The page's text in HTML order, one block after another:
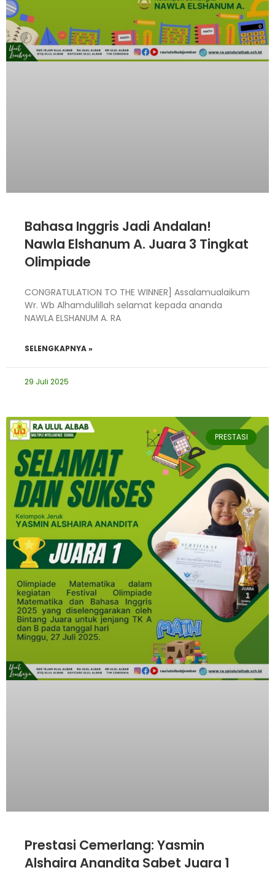
Bahasa Inggris Jadi Andalan!
Nawla Elshanum A. Juara 3 Tingkat
Olimpiade
CONGRATULATION TO THE WINNER] Assalamualaikum
Wr. Wb Alhamdulillah selamat kepada ananda
NAWLA ELSHANUM A. RA
SELENGKAPNYA »
29 Juli 2025
PRESTASI
Prestasi Cemerlang: Yasmin
Alshaira Anandita Sabet Juara 1